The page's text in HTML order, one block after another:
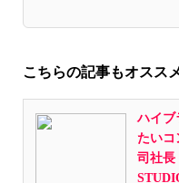
こちらの記事もオスス
ハイブ
たいコ
司社